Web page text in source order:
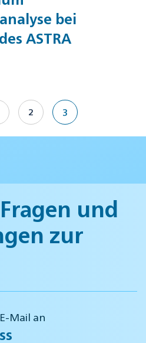
bei
ASTRA
2 3
und
zur
Mail an